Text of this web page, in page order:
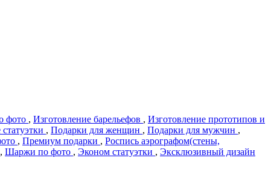
фото , Изготовление барельефов , Изготовление прототипов и
, Подарки для женщин , Подарки для мужчин ,
, Премиум подарки , Роспись аэрографом(стены,
, Шаржи по фото , Эконом статуэтки , Эксклюзивный дизайн